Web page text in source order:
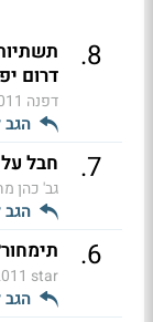
8
.
דרום
דפנה
הגב
7
. חבל
גב' כהן
הגב
6
.
star
הגב